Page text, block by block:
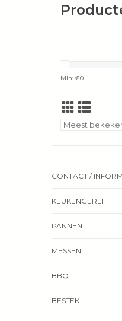
Min: €0
CONTACT /
KEUKENGEREI
PANNEN
MESSEN
BBQ
BESTEK